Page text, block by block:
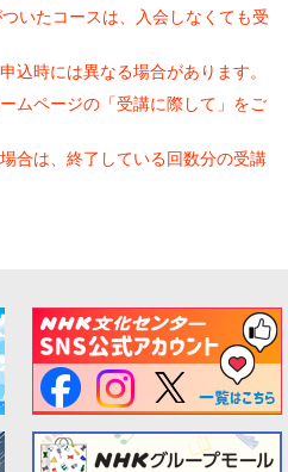
いたコースは、入会しなくても受
込時には異なる場合があります。
ムページの「受講に際して」をご
合は、終了している回数分の受講